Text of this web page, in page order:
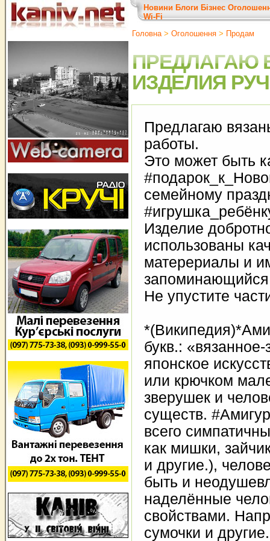
Новини Блоги Бізнес
Wi-Fi
Головна> Оголошення > Продам
ПРЕДЛАГАЮ
ИЗДЕЛИЯ
Предлагаю
работы.
Это может быть
семейному
Изделие
использованы
матерериалы и
запоминающийся
Не упустите
букв.:
японское
или крючком
зверушек и
существ.
всего
как мишки,
и другие.),
быть и
наделённые
свойствами.
сумочки и